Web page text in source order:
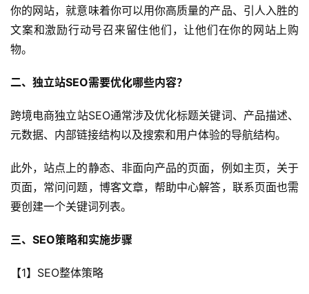
你的网站，就意味着你可以用你高质量的产品、引人入胜的
文案和激励行动号召来留住他们，让他们在你的网站上购
物。
二、独立站SEO需要优化哪些内容？
跨境电商独立站SEO通常涉及优化标题关键词、产品描述、
元数据、内部链接结构以及搜索和用户体验的导航结构。
此外，站点上的静态、非面向产品的页面，例如主页，关于
页面，常问问题，博客文章，帮助中心解答，联系页面也需
要创建一个关键词列表。
三、SEO策略和实施步骤
【1】SEO整体策略